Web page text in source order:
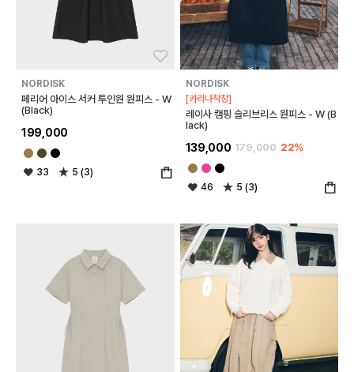
좋아요
NORDISK
페리어 아이스 서커 투인원 원피스 - W
(Black)
199,000
33 5 (3)
NORDISK
[카리나착장]
레이사 캠핑 슬리브리스 원피스 - W (B
lack)
139,000 179,000 22%
46 5 (3)